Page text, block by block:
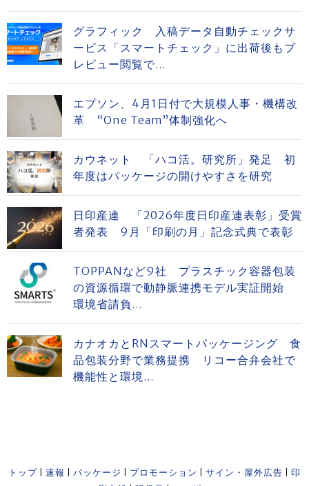
グラフィック 入稿データ自動チェックサ
ービス「スマートチェック」に出荷後もプ
レビュー閲覧で...
エプソン、4月1日付で大規模人事・機構改
革 “One Team”体制強化へ
カウネット 「ハコ活。研究所」発足 初
年度はパッケージの開けやすさを研究
日印産連 「2026年度日印産連表彰」受賞
者発表 9月「印刷の月」記念式典で表彰
TOPPANなど9社 プラスチック容器包装
の資源循環で動静脈連携モデル実証開始
環境省請負...
カナオカとRNスマートパッケージング 食
品包装分野で業務提携 リコー合弁会社で
機能性と環境...
トップ 速報 パッケージ プロモーション サイン・屋外広告
印